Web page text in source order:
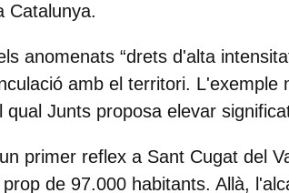
Catalunya.
anomenats “drets d'alta
amb el territori. L'exemple
qual Junts proposa elevar
primer reflex a Sant Cugat del
de 97.000 habitants. Allà,